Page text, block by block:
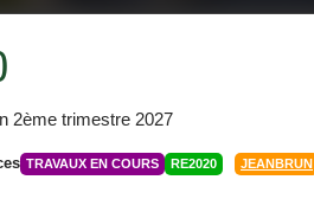
2ème trimestre 2027
TRAVAUX EN COURS RE2020 JEANBRUN